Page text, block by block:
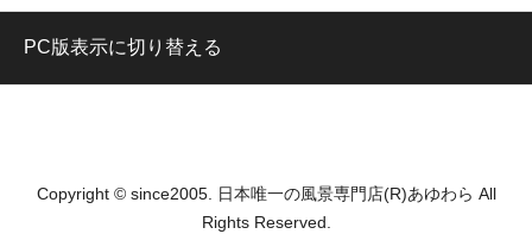
PC版表示に切り替える
Copyright © since2005. 日本唯一の風景専門店(R)あゆわら All
Rights Reserved.